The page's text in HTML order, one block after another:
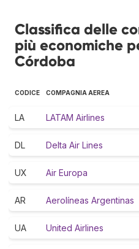
Classifica delle
più economiche
Córdoba
CODICE COMPAGNIA AEREA
LA LATAM Airlines
DL Delta Air Lines
UX Air Europa
AR Aerolíneas Argentinas
UA United Airlines